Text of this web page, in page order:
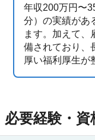
年収200万円〜
分）の実績があ
ます。加えて、
備されており、
厚い福利厚生が
必要経験・資